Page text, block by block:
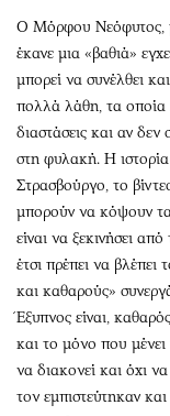
Ο Μόρφου Νεόφυτος,
έκανε μια «βαθιά»
μπορεί να συνέλθει
πολλά λάθη, τα οποία
διαστάσεις και αν δεν
στη φυλακή. Η
Στρασβούργο, το
μπορούν να κόψουν
είναι να ξεκινήσει
έτσι πρέπει να βλέπει
και καθαρούς»
Έξυπνος είναι,
και το μόνο που μένει
να διακονεί και όχι
τον εμπιστεύτηκαν